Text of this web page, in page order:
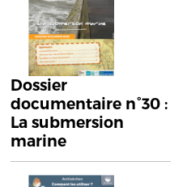
Dossier
documentaire n°30 :
La submersion
marine